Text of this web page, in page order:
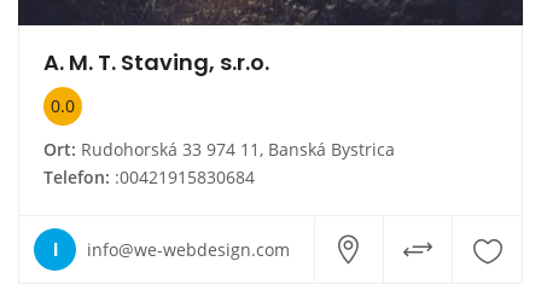
A. M. T. Staving, s.r.o.
0.0
Ort: Rudohorská 33 974 11, Banská Bystrica
Telefon: :00421915830684
I info@we-webdesign.com